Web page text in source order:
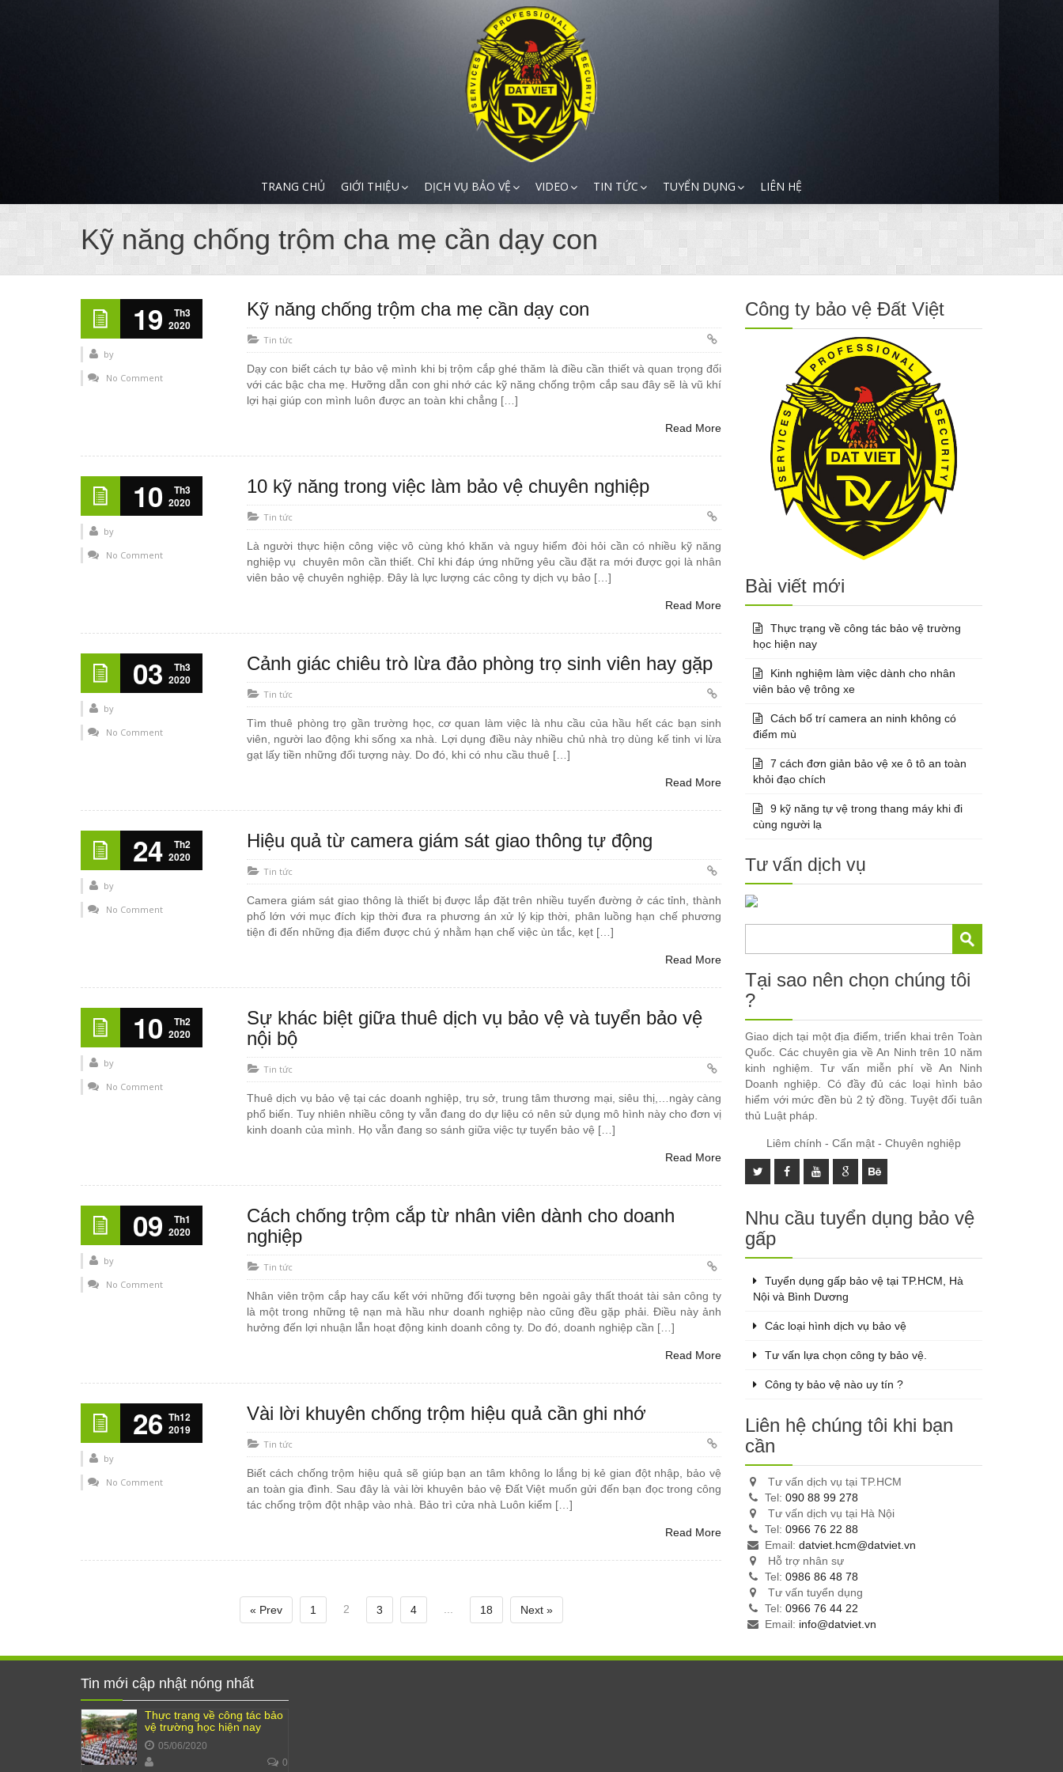
TRANG CHỦ GIỚI THIỆU DỊCH VỤ BẢO VỆ VIDEO TIN TỨC TUYỂN DỤNG LIÊN HỆ
Kỹ năng chống trộm cha mẹ cần dạy con
19
Th3
2020
by
No Comment
Kỹ năng chống trộm cha mẹ cần dạy con
Tin tức
Dạy con biết cách tự bảo vệ mình khi bị trộm cắp ghé thăm là điều cần thiết và quan trọng đối
với các bậc cha mẹ. Hưỡng dẫn con ghi nhớ các kỹ năng chống trộm cắp sau đây sẽ là vũ khí
lợi hại giúp con mình luôn được an toàn khi chẳng […]
Read More
10
Th3
2020
by
No Comment
10 kỹ năng trong việc làm bảo vệ chuyên nghiệp
Tin tức
Là người thực hiện công việc vô cùng khó khăn và nguy hiểm đòi hỏi cần có nhiều kỹ năng
nghiệp vụ chuyên môn cần thiết. Chỉ khi đáp ứng những yêu cầu đặt ra mới được gọi là nhân
viên bảo vệ chuyên nghiệp. Đây là lực lượng các công ty dịch vụ bảo […]
Read More
03
Th3
2020
by
No Comment
Cảnh giác chiêu trò lừa đảo phòng trọ sinh viên hay gặp
Tin tức
Tìm thuê phòng trọ gần trường học, cơ quan làm việc là nhu cầu của hầu hết các bạn sinh
viên, người lao động khi sống xa nhà. Lợi dụng điều này nhiều chủ nhà trọ dùng kế tinh vi lừa
gạt lấy tiền những đối tượng này. Do đó, khi có nhu cầu thuê […]
Read More
24
Th2
2020
by
No Comment
Hiệu quả từ camera giám sát giao thông tự động
Tin tức
Camera giám sát giao thông là thiết bị được lắp đặt trên nhiều tuyến đường ở các tỉnh, thành
phố lớn với mục đích kịp thời đưa ra phương án xử lý kịp thời, phân luồng hạn chế phương
tiện đi đến những địa điểm được chú ý nhằm hạn chế việc ùn tắc, kẹt […]
Read More
10
Th2
2020
by
No Comment
Sự khác biệt giữa thuê dịch vụ bảo vệ và tuyển bảo vệ
nội bộ
Tin tức
Thuê dịch vụ bảo vệ tại các doanh nghiệp, trụ sở, trung tâm thương mại, siêu thị,…ngày càng
phổ biến. Tuy nhiên nhiều công ty vẫn đang do dự liệu có nên sử dụng mô hình này cho đơn vị
kinh doanh của mình. Họ vẫn đang so sánh giữa việc tự tuyển bảo vệ […]
Read More
09
Th1
2020
by
No Comment
Cách chống trộm cắp từ nhân viên dành cho doanh
nghiệp
Tin tức
Nhân viên trộm cắp hay cấu kết với những đối tượng bên ngoài gây thất thoát tài sản công ty
là một trong những tệ nạn mà hầu như doanh nghiệp nào cũng đều gặp phải. Điều này ảnh
hưởng đến lợi nhuận lẫn hoạt động kinh doanh công ty. Do đó, doanh nghiệp cần […]
Read More
26 Th12
2019
by
No Comment
Vài lời khuyên chống trộm hiệu quả cần ghi nhớ
Tin tức
Biết cách chống trộm hiệu quả sẽ giúp bạn an tâm không lo lắng bị kẻ gian đột nhập, bảo vệ
an toàn gia đình. Sau đây là vài lời khuyên bảo vệ Đất Việt muốn gửi đến bạn đọc trong công
tác chống trộm đột nhập vào nhà. Bảo trì cửa nhà Luôn kiểm […]
Read More
« Prev 1 2 3 4 18 Next »
Công ty bảo vệ Đất Việt
Bài viết mới
Thực trạng về công tác bảo vệ trường
học hiện nay
Kinh nghiệm làm việc dành cho nhân
viên bảo vệ trông xe
Cách bố trí camera an ninh không có
điểm mù
7 cách đơn giản bảo vệ xe ô tô an toàn
khỏi đạo chích
9 kỹ năng tự vệ trong thang máy khi đi
cùng người lạ
Tư vấn dịch vụ
Tại sao nên chọn chúng tôi
?
Giao dịch tại một địa điểm, triển khai trên Toàn
Quốc. Các chuyên gia về An Ninh trên 10 năm
kinh nghiệm. Tư vấn miễn phí về An Ninh
Doanh nghiệp. Có đầy đủ các loại hình bảo
hiểm với mức đền bù 2 tỷ đồng. Tuyệt đối tuân
thủ Luật pháp.
Liêm chính - Cẩn mật - Chuyên nghiệp
Nhu cầu tuyển dụng bảo vệ
gấp
Tuyển dụng gấp bảo vệ tại TP.HCM, Hà
Nội và Bình Dương
Các loại hình dịch vụ bảo vệ
Tư vấn lựa chọn công ty bảo vệ.
Công ty bảo vệ nào uy tín ?
Liên hệ chúng tôi khi bạn
cần
Tư vấn dịch vụ tại TP.HCM
Tel:090 88 99 278
Tư vấn dịch vụ tại Hà Nội
Tel:0966 76 22 88
Email:datviet.hcm@datviet.vn
Hỗ trợ nhân sự
Tel:0986 86 48 78
Tư vấn tuyển dụng
Tel:0966 76 44 22
Email: info@datviet.vn
Tin mới cập nhật nóng nhất
Thực trạng về công tác bảo
vệ trường học hiện nay
05/06/2020
0